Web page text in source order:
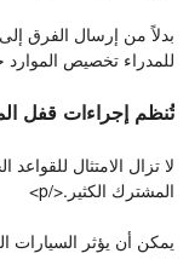
بدلاً من إرسال الفرق
للمدراء تخصيص الموارد
تُنظم إجراءات قفل
لا تزال الامتثال
المشترك الكثير.</p>
يمكن أن يؤثر